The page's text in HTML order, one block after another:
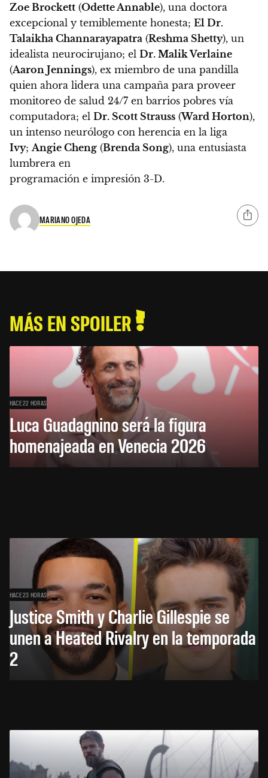
Zoe Brockett (Odette Annable), una doctora
excepcional y temiblemente honesta; El Dr.
Talaikha Channarayapatra (Reshma Shetty), un
idealista neurocirujano; el Dr. Malik Verlaine
(Aaron Jennings), ex miembro de una pandilla
quien ahora lidera una campaña para proveer
monitoreo de salud 24/7 en barrios pobres vía
computadora; el Dr. Scott Strauss (Ward Horton),
un intenso neurólogo con herencia en la liga
Ivy; Angie Cheng (Brenda Song), una entusiasta
lumbrera en
programación e impresión 3-D.
MARIANO OJEDA
MÁS EN SPOILER
HACE 22 HORAS
Luca Guadagnino será la figura
homenajeada en Venecia 2026
HACE 23 HORAS
Justice Smith y Charlie Gillespie se
unen a Heated Rivalry en la temporada
2